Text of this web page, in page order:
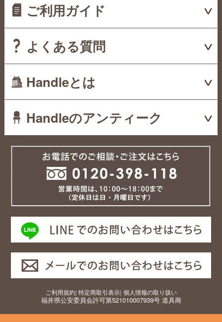
ご利用ガイド
よくある質問
Handleとは
Handleのアンティーク
ご利用規約| 特定商取引表示| 個人情報の取り扱い
福井県公安委員会許可第521010007939号 道具商